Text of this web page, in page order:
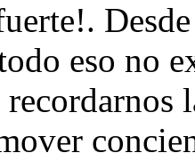
eso no